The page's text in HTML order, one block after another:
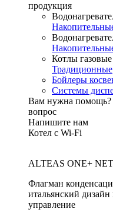
продукция
Котлы газовые
Традиционные
Бойлеры
Системы
Вам нужна помощь?
вопрос
Напишите нам
Котел с Wi-Fi
ALTEAS ONE+ NET
Флагман
итальянский
управление